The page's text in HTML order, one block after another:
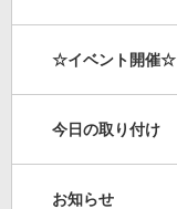
☆イベント開催☆
今日の取り付け
お知らせ